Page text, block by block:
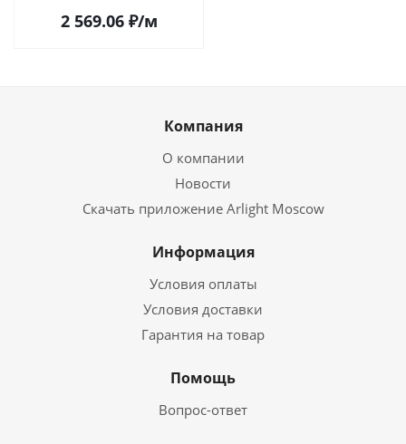
2 569.06₽/м
Компания
О компании
Новости
Скачать приложение Arlight Moscow
Информация
Условия оплаты
Условия доставки
Гарантия на товар
Помощь
Вопрос-ответ